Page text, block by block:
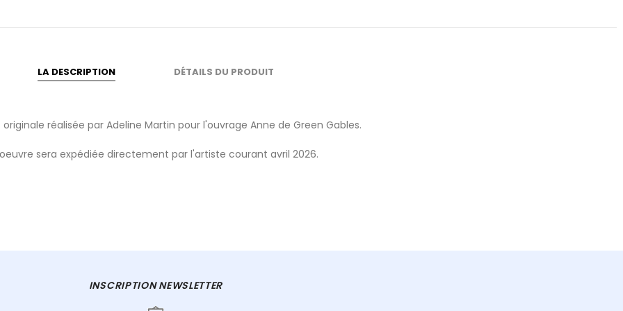
LA DESCRIPTION DÉTAILS DU PRODUIT
réalisée par Adeline Martin pour l'ouvrage Anne de Green Gables.
sera expédiée directement par l'artiste courant avril 2026.
INSCRIPTION NEWSLETTER